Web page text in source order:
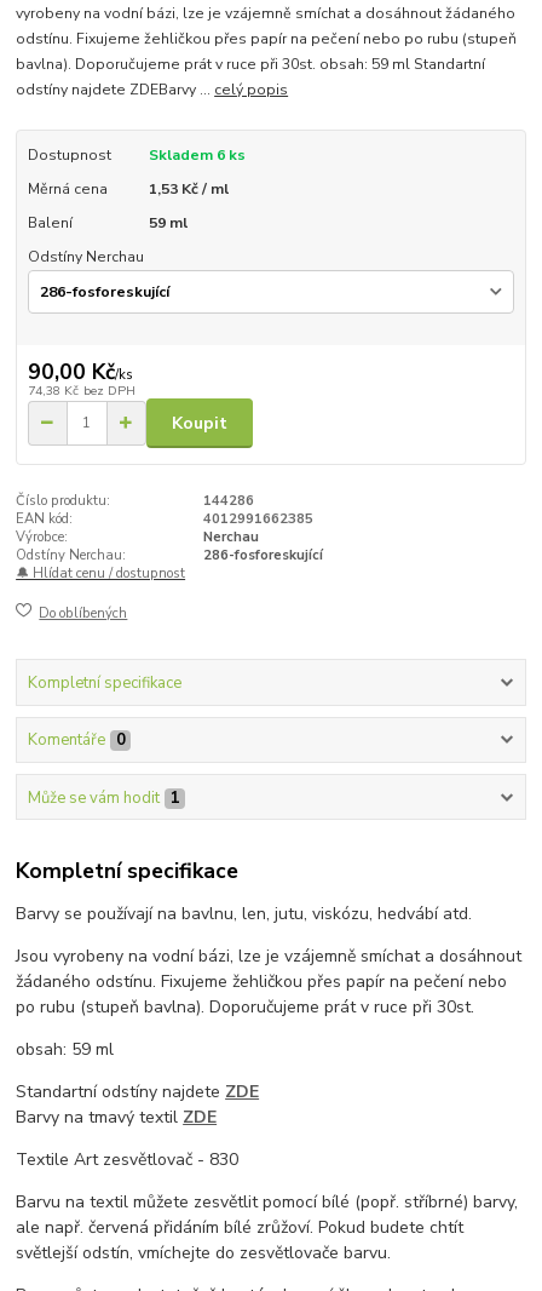
vyrobeny na vodní bázi, lze je vzájemně smíchat a dosáhnout žádaného
odstínu. Fixujeme žehličkou přes papír na pečení nebo po rubu (stupeň
bavlna). Doporučujeme prát v ruce při 30st. obsah: 59 ml Standartní
odstíny najdete ZDEBarvy ... celý popis
Dostupnost
Skladem 6 ks
Měrná cena
1,53 Kč / ml
Balení
59 ml
Odstíny Nerchau
90,00 Kč/ks
74,38 Kč bez DPH
Koupit
Číslo produktu:
144286
EAN kód:
4012991662385
Výrobce:
Nerchau
Odstíny Nerchau:
286-fosforeskující
🔔 Hlídat cenu / dostupnost
Do oblíbených
Kompletní specifikace
Komentáře 0
Může se vám hodit 1
Kompletní specifikace
Barvy se používají na bavlnu, len, jutu, viskózu, hedvábí atd.
Jsou vyrobeny na vodní bázi, lze je vzájemně smíchat a dosáhnout
žádaného odstínu. Fixujeme žehličkou přes papír na pečení nebo
po rubu (stupeň bavlna). Doporučujeme prát v ruce při 30st.
obsah: 59 ml
Standartní odstíny najdete ZDE
Barvy na tmavý textil ZDE
Textile Art zesvětlovač - 830
Barvu na textil můžete zesvětlit pomocí bílé (popř. stříbrné) barvy,
ale např. červená přidáním bílé zrůžoví. Pokud budete chtít
světlejší odstín, vmíchejte do zesvětlovače barvu.